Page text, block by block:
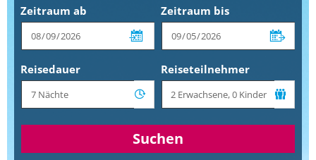
Zeitraum ab Zeitraum bis
Reisedauer Reiseteilnehmer
Suchen